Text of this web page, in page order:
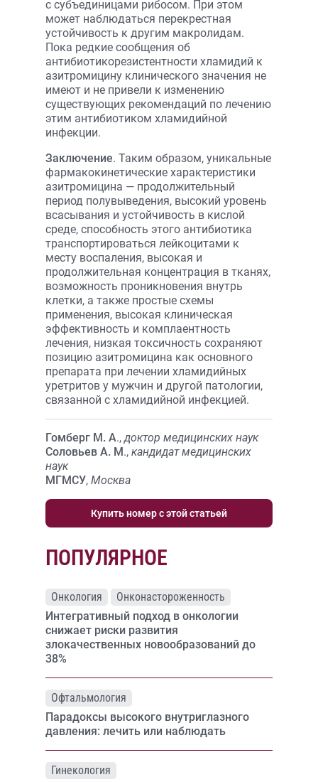
с субъединицами рибосом. При этом
может наблюдаться перекрестная
устойчивость к другим макролидам.
Пока редкие сообщения об
антибиотикорезистентности хламидий к
азитромицину клинического значения не
имеют и не привели к изменению
существующих рекомендаций по лечению
этим антибиотиком хламидийной
инфекции.
Заключение. Таким образом, уникальные
фармакокинетические характеристики
азитромицина — продолжительный
период полувыведения, высокий уровень
всасывания и устойчивость в кислой
среде, способность этого антибиотика
транспортироваться лейкоцитами к
месту воспаления, высокая и
продолжительная концентрация в тканях,
возможность проникновения внутрь
клетки, а также простые схемы
применения, высокая клиническая
эффективность и комплаентность
лечения, низкая токсичность сохраняют
позицию азитромицина как основного
препарата при лечении хламидийных
уретритов у мужчин и другой патологии,
связанной с хламидийной инфекцией.
Гомберг М. А.,доктор медицинских наук
Соловьев А. М., кандидат медицинских
наук
МГМСУ, Москва
Купить номер с этой статьей
ПОПУЛЯРНОЕ
Онкология
Онконастороженность
Интегративный подход в онкологии
снижает риски развития
злокачественных новообразований до
38%
Офтальмология
Парадоксы высокого внутриглазного
давления: лечить или наблюдать
Гинекология